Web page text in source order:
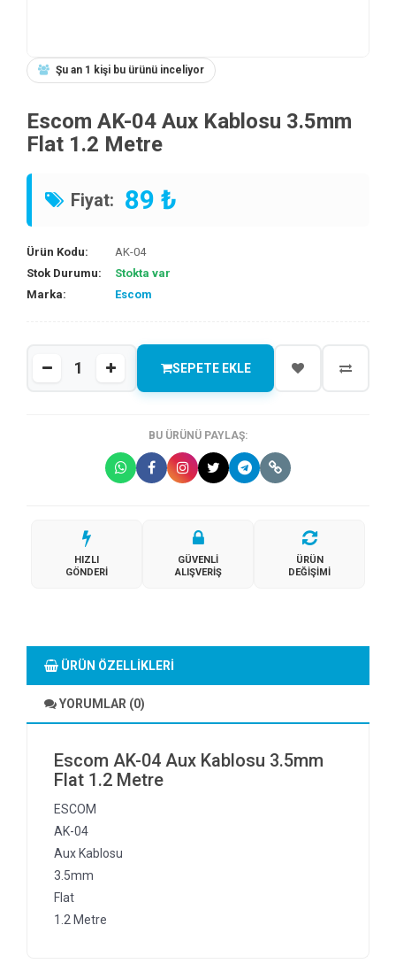
Şu an 1 kişi bu ürünü inceliyor
Escom AK-04 Aux Kablosu 3.5mm
Flat 1.2 Metre
Fiyat: 89 ₺
Ürün Kodu:
AK-04
Stok Durumu:
Stokta var
Marka:
Escom
SEPETE EKLE
BU ÜRÜNÜ PAYLAŞ:
HIZLI
GÖNDERI
GÜVENLI
ALIŞVERIŞ
ÜRÜN
DEĞIŞIMI
ÜRÜN ÖZELLIKLERI
YORUMLAR (0)
Escom AK-04 Aux Kablosu 3.5mm
Flat 1.2 Metre
ESCOM
AK-04
Aux Kablosu
3.5mm
Flat
1.2 Metre